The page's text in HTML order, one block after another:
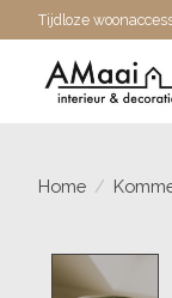
Tijdloze
Home /